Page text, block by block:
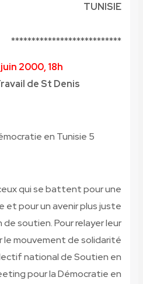
TUNISIE
***************************
2000, 18h
de St Denis
5 heures pour la démocratie en Tunisie
qui se battent pour une
et pour un avenir plus juste
soutien. Pour relayer leur
le mouvement de solidarité
national de Soutien en
pour la Démocratie en